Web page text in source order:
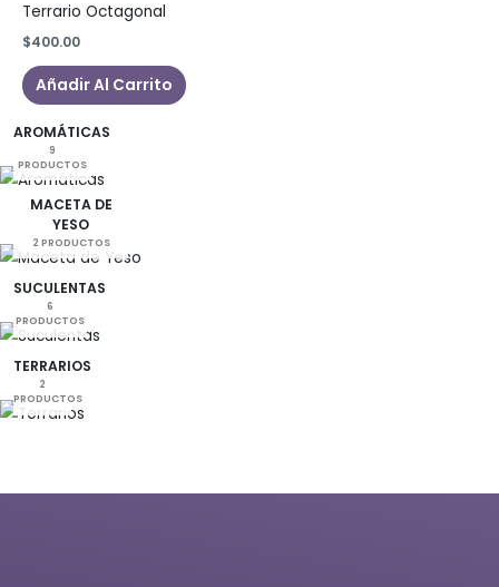
Terrario Octagonal
$400.00
Añadir Al Carrito
AROMÁTICAS
9
PRODUCTOS
MACETA DE
YESO
2 PRODUCTOS
SUCULENTAS
6
PRODUCTOS
TERRARIOS
2
PRODUCTOS